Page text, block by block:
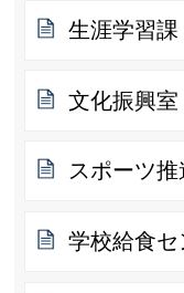
生涯学習課
文化振興室
スポーツ推
学校給食セ